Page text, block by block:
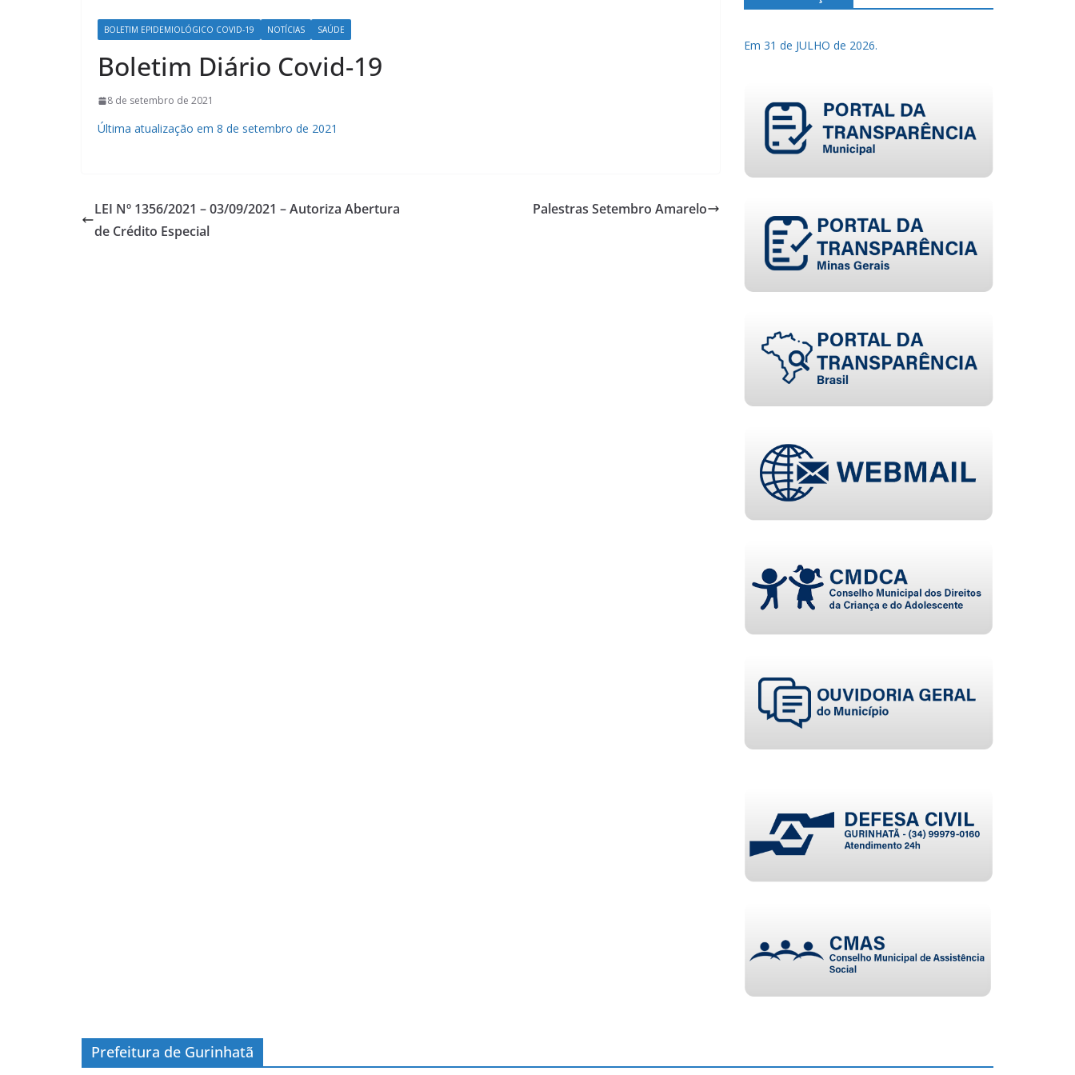
BOLETIM EPIDEMIOLÓGICO COVID-19 NOTÍCIAS SAÚDE
Boletim Diário Covid-19
8 de setembro de 2021
Última atualização em 8 de setembro de 2021
LEI Nº 1356/2021 – 03/09/2021 – Autoriza Abertura
de Crédito Especial
Palestras Setembro Amarelo
Em 31 de JULHO de 2026.
Prefeitura de Gurinhatã